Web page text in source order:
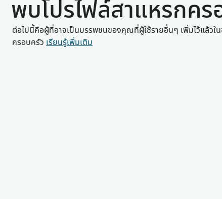
พบโปรไฟล์สาแหรกค
ต่อไปนี้คือผู้ที่อาจเป็นบรรพชนของคุณที่ผู้ใช้รายอื่นๆ เพิ่มไว้แล้วใ
ครอบครัว เรียนรู้เพิ่มเติม